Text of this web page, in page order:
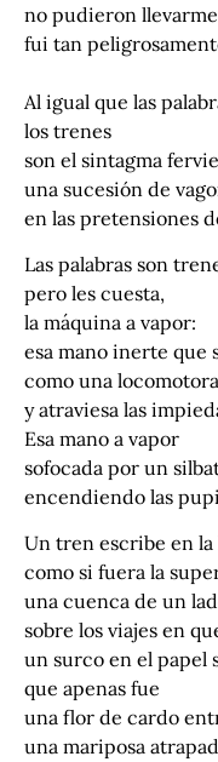
no pudieron
fui tan
Al igual que las
los trenes
son el sintagma
una sucesión de
en las pretensiones
Las palabras son
pero les cuesta,
la máquina a vapor:
esa mano inerte que
como una
y atraviesa las
Esa mano a vapor
sofocada por un
encendiendo las
Un tren escribe en
como si fuera la
una cuenca de un
sobre los viajes en
un surco en el papel
que apenas fue
una flor de cardo
una mariposa